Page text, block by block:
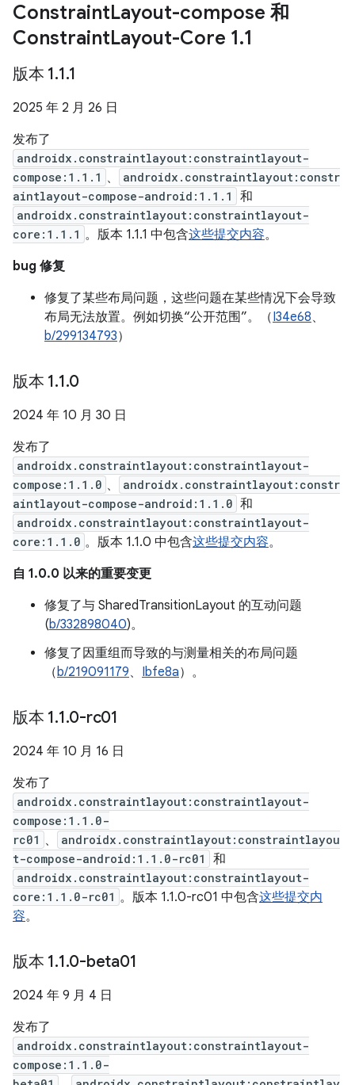
ConstraintLayout-compose 和
ConstraintLayout-Core 1.1
版本 1.1.1
2025 年 2 月 26 日
发布了
androidx.constraintlayout:constraintlayout-
compose:1.1.1 、
androidx.constraintlayout:constr
aintlayout-compose-android:1.1.1
和
androidx.constraintlayout:constraintlayout-
core:1.1.1 。版本 1.1.1 中包含这些提交内容。
bug 修复
修复了某些布局问题，这些问题在某些情况下会导致
布局无法放置。例如切换“公开范围”。（I34e68、
b/299134793）
版本 1.1.0
2024 年 10 月 30 日
发布了
androidx.constraintlayout:constraintlayout-
compose:1.1.0 、
androidx.constraintlayout:constr
aintlayout-compose-android:1.1.0 和
androidx.constraintlayout:constraintlayout-
core:1.1.0 。版本 1.1.0 中包含这些提交内容。
自 1.0.0 以来的重要变更
修复了与 SharedTransitionLayout 的互动问题
(b/332898040)。
修复了因重组而导致的与测量相关的布局问题
（b/219091179、 Ibfe8a）。
版本 1.1.0-rc01
2024 年 10 月 16 日
发布了
androidx.constraintlayout:constraintlayout-
compose:1.1.0-
rc01 、
androidx.constraintlayout:constraintlayou
t-compose-android:1.1.0-rc01
和
androidx.constraintlayout:constraintlayout-
core:1.1.0-rc01 。版本 1.1.0-rc01 中包含这些提交内
容。
版本 1.1.0-beta01
2024 年 9 月 4 日
发布了
androidx.constraintlayout:constraintlayout-
compose:1.1.0-